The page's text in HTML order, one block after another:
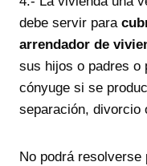
debe servir para
arrendador de
sus hijos o padres o
cónyuge si se
separación, divorcio
No podrá